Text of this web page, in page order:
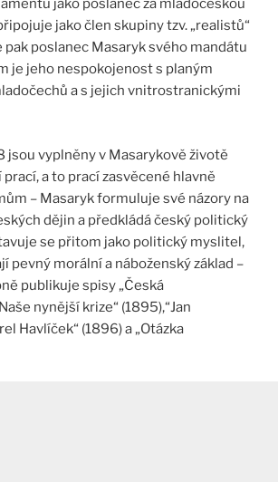
jako poslanec za mladočeskou
jako člen skupiny tzv. „realistů“
pak poslanec Masaryk svého mandátu
je jeho nespokojenost s planým
a s jejich vnitrostranickými
jsou vyplněny v Masarykově životě
a to prací zasvěcené hlavně
– Masaryk formuluje své názory na
dějin a předkládá český politický
se přitom jako politický myslitel,
pevný morální a náboženský základ –
publikuje spisy „Česká
nynější krize“ (1895),“Jan
Havlíček“ (1896) a „Otázka